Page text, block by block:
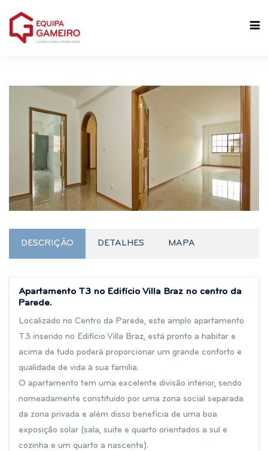
DESCRIÇÃO DETALHES MAPA
Apartamento T3 no Edifício Villa Braz no centro da
Parede.
Localizado no Centro da Parede, este amplo apartamento
T3 inserido no Edifício Villa Braz, está pronto a habitar e
acima de tudo poderá proporcionar um grande conforto e
qualidade de vida à sua família.
O apartamento tem uma excelente divisão interior, sendo
nomeadamente constituído por uma zona social separada
da zona privada e além disso beneficia de uma boa
exposição solar (sala, suite e quarto orientados a sul e
cozinha e um quarto a nascente).